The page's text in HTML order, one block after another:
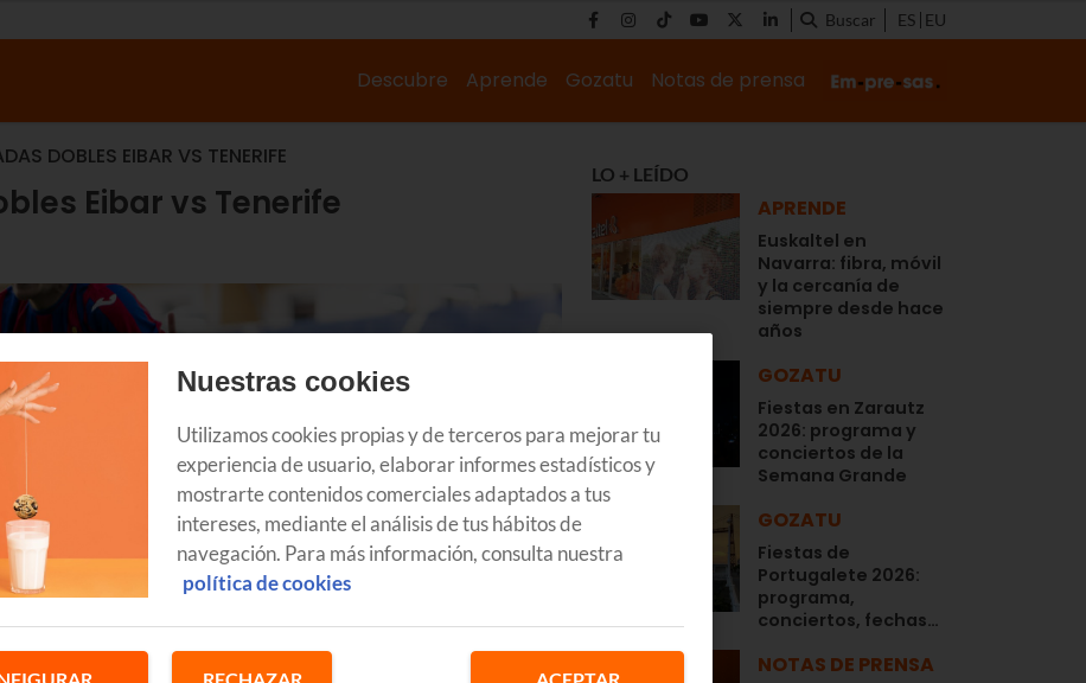
Buscar ES EU
Descubre Aprende Gozatu Notas de prensa
DOBLES EIBAR VS TENERIFE
Eibar vs Tenerife
LO + LEÍDO
APRENDE
Euskaltel en
Navarra: fibra, móvil
y la cercanía de
siempre desde hace
años
GOZATU
Fiestas en Zarautz
2026: programa y
conciertos de la
Semana Grande
GOZATU
Fiestas de
Portugalete 2026:
programa,
conciertos, fechas…
NOTAS DE PRENSA
Nuestras cookies
Utilizamos cookies propias y de terceros para mejorar tu
experiencia de usuario, elaborar informes estadísticos y
mostrarte contenidos comerciales adaptados a tus
intereses, mediante el análisis de tus hábitos de
navegación. Para más información, consulta nuestra
política de cookies
RECHAZAR ACEPTAR